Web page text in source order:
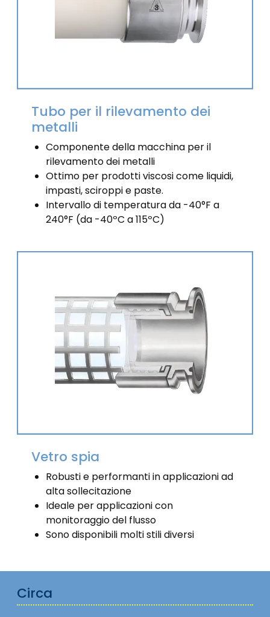
Tubo per il rilevamento dei
metalli
Componente della macchina per il
rilevamento dei metalli
Ottimo per prodotti viscosi come liquidi,
impasti, sciroppi e paste.
Intervallo di temperatura da -40°F a
240°F (da -40ºC a 115ºC)
Vetro spia
Robusti e performanti in applicazioni ad
alta sollecitazione
Ideale per applicazioni con
monitoraggio del flusso
Sono disponibili molti stili diversi
Circa